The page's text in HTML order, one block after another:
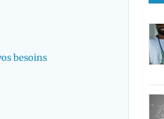
besoins